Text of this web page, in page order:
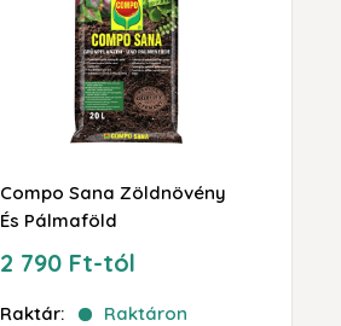
Compo Sana Zöldnövény
És Pálmaföld
Akciós
2 790 Ft-tól
Raktár: Raktáron